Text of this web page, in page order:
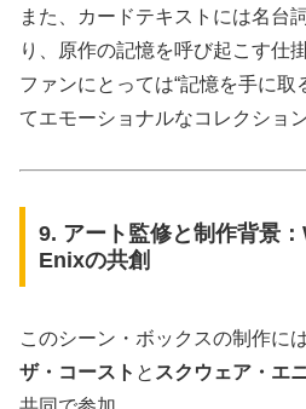
また、カードテキストには名台
り、原作の記憶を呼び起こす仕掛
ファンにとっては“記憶を手に取
てエモーショナルなコレクション
9. アート監修と制作背景
Enixの共創
このシーン・ボックスの制作には
ザ・コースト と スクウェア・エ